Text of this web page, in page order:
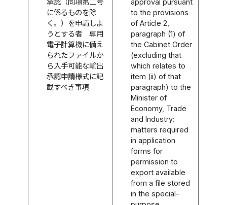
承認（同項第二号
に係るものを除
く。）を申請しよ
うとする者 専用
電子計算機に備え
られたファイルか
ら入手可能な輸出
承認申請様式に記
載すべき事項
approval pursuant
to the provisions
of Article 2,
paragraph (1) of
the Cabinet Order
(excluding that
which relates to
item (ii) of that
paragraph) to the
Minister of
Economy, Trade
and Industry:
matters required
in application
forms for
permission to
export available
from a file stored
in the special-